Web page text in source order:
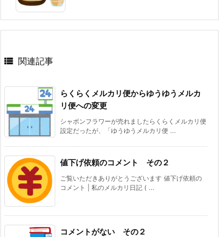
 関連記事
らくらくメルカリ便からゆうゆうメルカ
リ便への変更
シャボンフラワーが売れましたらくらくメルカリ便
設定だったが、「ゆうゆうメルカリ便 ...
値下げ依頼のコメント その２
ご覧いただきありがとうございます 値下げ依頼の
コメント | 私のメルカリ日記 ( ...
コメントがない その２